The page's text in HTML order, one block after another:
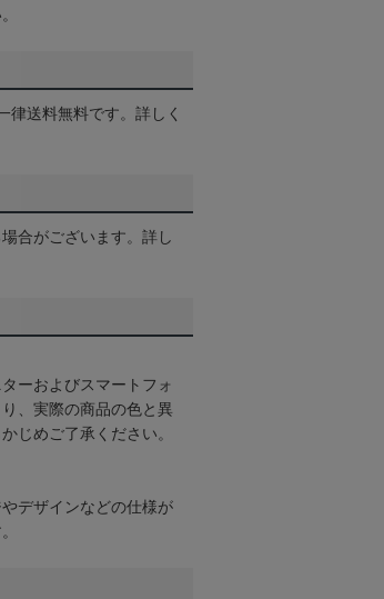
律送料無料です。詳しく
合がございます。詳し
ーおよびスマートフォ
、実際の商品の色と異
じめご了承ください。
デザインなどの仕様が